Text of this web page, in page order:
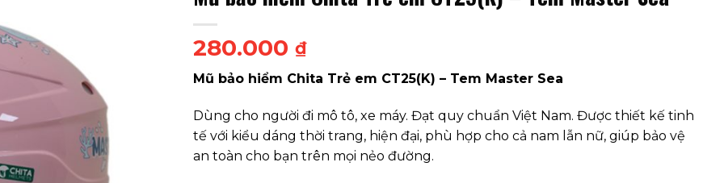
280.000 ₫
Mũ bảo hiểm Chita Trẻ em CT25(K) – Tem Master Sea
Dùng cho người đi mô tô, xe máy. Đạt quy chuẩn Việt Nam. Được thiết kế tinh
tế với kiểu dáng thời trang, hiện đại, phù hợp cho cả nam lẫn nữ, giúp bảo vệ
an toàn cho bạn trên mọi nẻo đường.